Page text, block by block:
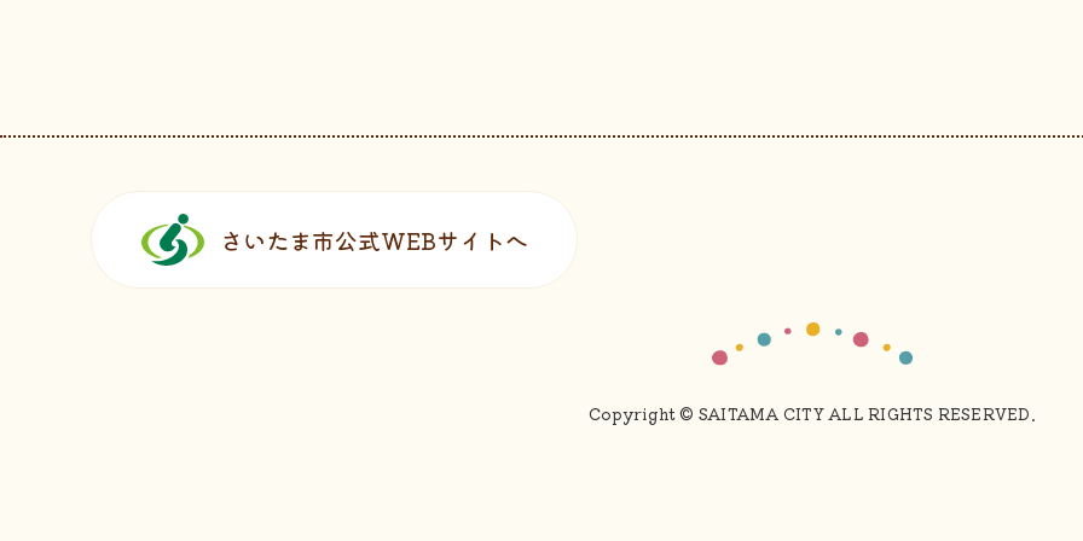
さいたま市公式WEBサイトへ
Copyright © SAITAMA CITY ALL RIGHTS RESERVED.